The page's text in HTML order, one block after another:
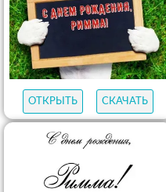
ОТКРЫТЬ СКАЧАТЬ